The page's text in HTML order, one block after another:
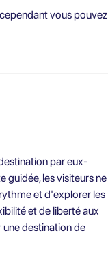
vous pouvez
par eux-
guidée, les visiteurs ne
et d'explorer les
et de liberté aux
destination de